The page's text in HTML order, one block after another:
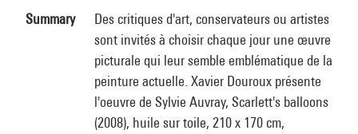
Summary
Des critiques d'art, conservateurs ou artistes
sont invités à choisir chaque jour une œuvre
picturale qui leur semble emblématique de la
peinture actuelle. Xavier Douroux présente
l'oeuvre de Sylvie Auvray, Scarlett's balloons
(2008), huile sur toile, 210 x 170 cm,